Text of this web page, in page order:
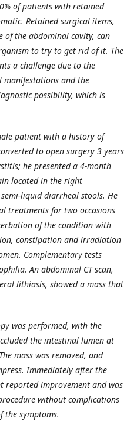
of patients with retained
Retained surgical items,
of the abdominal cavity, can
to try to get rid of it. The
a challenge due to the
manifestations and the
possibility, which is
patient with a history of
to open surgery 3 years
he presented a 4-month
located in the right
liquid diarrheal stools. He
treatments for two occasions
of the condition with
constipation and irradiation
Complementary tests
An abdominal CT scan,
lithiasis, showed a mass that
was performed, with the
the intestinal lumen at
mass was removed, and
Immediately after the
reported improvement and was
without complications
the symptoms.